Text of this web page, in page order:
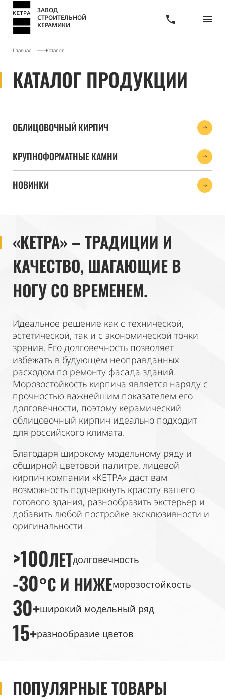
ЗАВОД
СТРОИТЕЛЬНОЙ
КЕРАМИКИ
Главная Каталог
КАТАЛОГ ПРОДУКЦИИ
ОБЛИЦОВОЧНЫЙ КИРПИЧ
КРУПНОФОРМАТНЫЕ КАМНИ
НОВИНКИ
«КЕТРА» – ТРАДИЦИИ И
КАЧЕСТВО, ШАГАЮЩИЕ В
НОГУ СО ВРЕМЕНЕМ.
Идеальное решение как с технической,
эстетической, так и с экономической точки
зрения. Его долговечность позволяет
избежать в будующем неоправданных
расходом по ремонту фасада зданий.
Морозостойкость кирпича является наряду с
прочностью важнейшим показателем его
долговечности, поэтому керамический
облицовочный кирпич идеально подходит
для российского климата.
Благодаря широкому модельному ряду и
обширной цветовой палитре, лицевой
кирпич компании «КЕТРА» даст вам
возможность подчеркнуть красоту вашего
готового здания, разнообразить экстерьер и
добавить любой постройке эксклюзивности и
оригинальности
>100ЛЕТдолговечность
-30°C И НИЖЕморозостойкость
30+широкий модельный ряд
15+разнообразие цветов
ПОПУЛЯРНЫЕ ТОВАРЫ